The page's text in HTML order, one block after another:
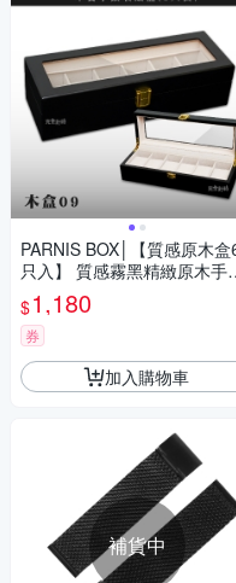
PARNIS BOX│【質感原木盒
只入】 質感霧黑精緻原木手
收藏錶盒 (木盒09)
$1,180
券
加入購物車
補貨中